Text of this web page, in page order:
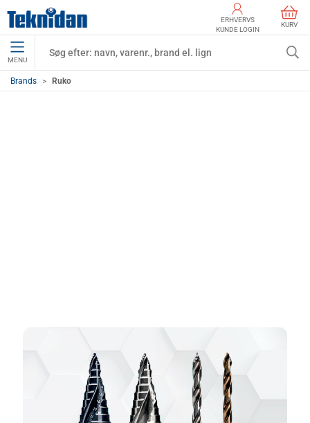
ERHVERVS
KUNDE LOGIN
KURV
MENU
Brands Ruko